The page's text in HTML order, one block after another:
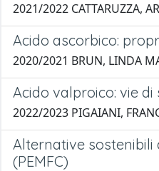
2021/2022 CATTARUZZA,
Acido ascorbico:
2020/2021 BRUN, LINDA
Acido valproico: vie
2022/2023 PIGAIANI,
Alternative
(PEMFC)